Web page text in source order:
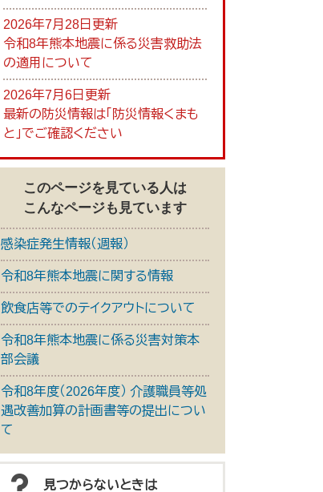
2026年7月28日更新
令和8年熊本地震に係る災害救助法
の適用について
2026年7月6日更新
最新の防災情報は「防災情報くまも
と」でご確認ください
このページを見ている人は
こんなページも見ています
感染症発生情報（週報）
令和8年熊本地震に関する情報
飲食店等でのテイクアウトについて
令和8年熊本地震に係る災害対策本
部会議
令和8年度（2026年度） 介護職員等処
遇改善加算の計画書等の提出につい
て
見つからないときは